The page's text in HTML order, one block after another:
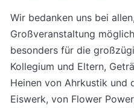
Wir bedanken uns bei
Großveranstaltung
besonders für die
Kollegium und Eltern,
Heinen von Ahrkustik und
Eiswerk, von Flower